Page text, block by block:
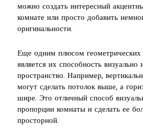
можно создать интересный
комнате или просто добавить
оригинальности.
Еще одним плюсом геометрических
является их способность визуально
пространство. Например,
могут сделать потолок выше, а
шире. Это отличный способ
пропорции комнаты и сделать ее
просторной.